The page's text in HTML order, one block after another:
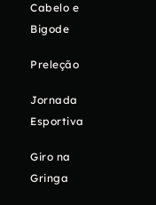
Cabelo e
Bigode
Preleção
Jornada
Esportiva
Giro na
Gringa